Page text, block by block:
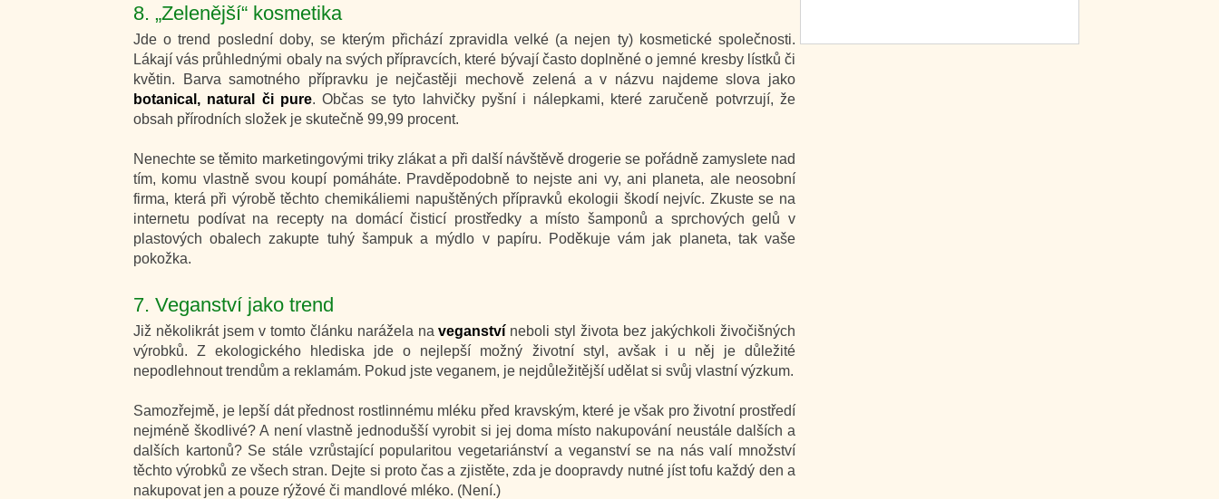
8. „Zelenější“ kosmetika
Jde o trend poslední doby, se kterým přichází zpravidla velké (a nejen ty) kosmetické společnosti.
Lákají vás průhlednými obaly na svých přípravcích, které bývají často doplněné o jemné kresby lístků či
květin. Barva samotného přípravku je nejčastěji mechově zelená a v názvu najdeme slova jako
botanical, natural či pure. Občas se tyto lahvičky pyšní i nálepkami, které zaručeně potvrzují, že
obsah přírodních složek je skutečně 99,99 procent.
Nenechte se těmito marketingovými triky zlákat a při další návštěvě drogerie se pořádně zamyslete nad
tím, komu vlastně svou koupí pomáháte. Pravděpodobně to nejste ani vy, ani planeta, ale neosobní
firma, která při výrobě těchto chemikáliemi napuštěných přípravků ekologii škodí nejvíc. Zkuste se na
internetu podívat na recepty na domácí čisticí prostředky a místo šamponů a sprchových gelů v
plastových obalech zakupte tuhý šampuk a mýdlo v papíru. Poděkuje vám jak planeta, tak vaše
pokožka.
7. Veganství jako trend
Již několikrát jsem v tomto článku narážela naveganství neboli styl života bez jakýchkoli živočišných
výrobků. Z ekologického hlediska jde o nejlepší možný životní styl, avšak i u něj je důležité
nepodlehnout trendům a reklamám. Pokud jste veganem, je nejdůležitější udělat si svůj vlastní výzkum.
Samozřejmě, je lepší dát přednost rostlinnému mléku před kravským, které je však pro životní prostředí
nejméně škodlivé? A není vlastně jednodušší vyrobit si jej doma místo nakupování neustále dalších a
dalších kartonů? Se stále vzrůstající popularitou vegetariánství a veganství se na nás valí množství
těchto výrobků ze všech stran. Dejte si proto čas a zjistěte, zda je doopravdy nutné jíst tofu každý den a
nakupovat jen a pouze rýžové či mandlové mléko. (Není.)